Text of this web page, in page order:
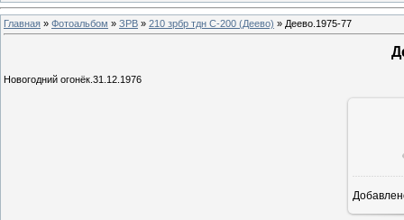
Главная » Фотоальбом » ЗРВ » 210 зрбр тдн С-200 (Деево) » Деево.1975-77
Новогодний огонёк.31.12.1976